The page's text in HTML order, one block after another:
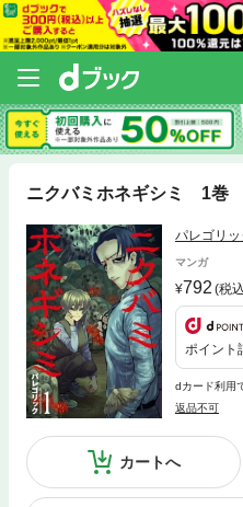
ニクバミホネギシミ 1巻
パレゴリッ
マンガ
792 (税
ポイント
dカード利用
返品不可
カートへ